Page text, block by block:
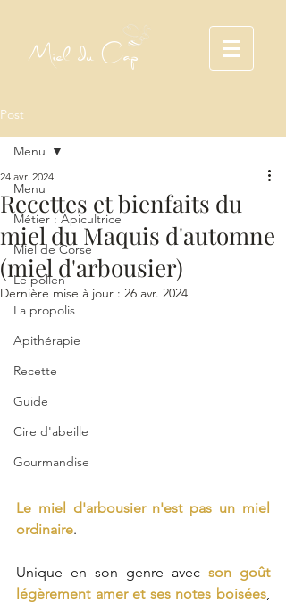
Miel du Cap
Post
Menu
Métier : Apicultrice
Miel de Corse
Le pollen
La propolis
Apithérapie
Recette
Guide
Cire d'abeille
Gourmandise
Menu
Recettes et bienfaits du
miel du Maquis d'automne
(miel d'arbousier)
24 avr. 2024
Dernière mise à jour : 26 avr. 2024
Le miel d'arbousier n'est pas un miel
ordinaire.
Unique en son genre avec son goût
légèrement amer et ses notes boisées,